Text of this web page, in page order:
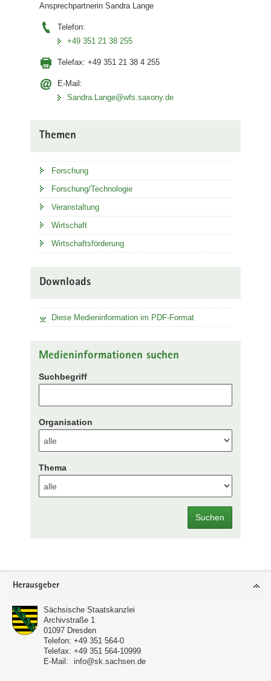
Ansprechpartnerin Sandra Lange
Telefon:
+49 351 21 38 255
Telefax: +49 351 21 38 4 255
E-Mail:
Sandra.Lange@wfs.saxony.de
Themen
Forschung
Forschung/Technologie
Veranstaltung
Wirtschaft
Wirtschaftsförderung
Downloads
Diese Medieninformation im PDF-Format
Medieninformationen suchen
Suchbegriff
Organisation
Thema
Suchen
Footer-
Herausgeber
Sächsische Staatskanzlei
Archivstraße 1
01097 Dresden
Telefon: +49 351 564-0
Telefax: +49 351 564-10999
E-Mail:
info@sk.sachsen.de